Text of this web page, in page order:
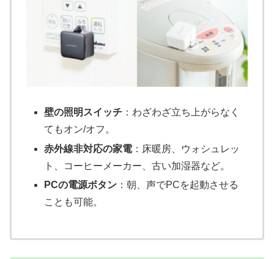
壁の照明スイッチ ：わざわざ立ち上がらなく
てもオン/オフ。
赤外線非対応の家電：床暖房、ウォシュレッ
ト、コーヒーメーカー、古い加湿器など。
PCの電源ボタン ：朝、声でPCを起動させる
ことも可能。